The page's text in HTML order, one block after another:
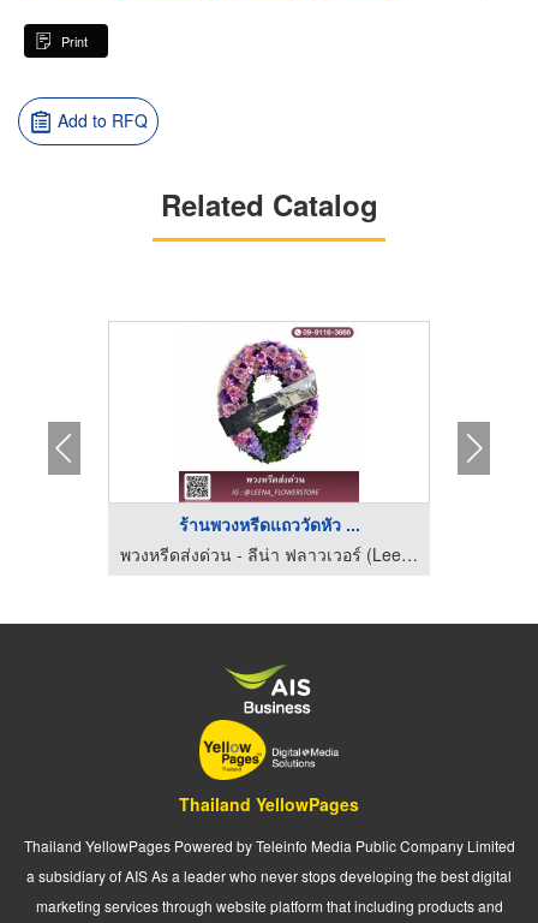
Print
Add to RFQ
Related Catalog
ร้านพวงหรีดแถววัดหัว ...
พวงหรีดส่งด่วน - ​ลีน่า ฟลาวเวอร์ (Leena Flower Shop)
Thailand YellowPages
Thailand YellowPages Powered by Teleinfo Media Public Company Limited
a subsidiary of AIS As a leader who never stops developing the best digital
marketing services through website platform that including products and